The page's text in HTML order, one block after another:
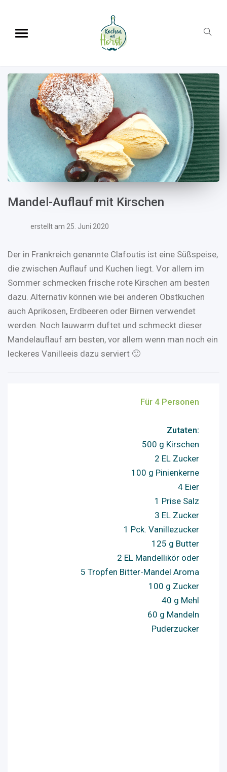
Mandel-Auflauf mit Kirschen
erstellt am 25. Juni 2020
Der in Frankreich genannte Clafoutis ist eine Süßspeise,
die zwischen Auflauf und Kuchen liegt. Vor allem im
Sommer schmecken frische rote Kirschen am besten
dazu. Alternativ können wie bei anderen Obstkuchen
auch Aprikosen, Erdbeeren oder Birnen verwendet
werden. Noch lauwarm duftet und schmeckt dieser
Mandelauflauf am besten, vor allem wenn man noch ein
leckeres Vanilleeis dazu serviert 🙂
Für 4 Personen
Zutaten:
500 g Kirschen
2 EL Zucker
100 g Pinienkerne
4 Eier
1 Prise Salz
3 EL Zucker
1 Pck. Vanillezucker
125 g Butter
2 EL Mandellikör oder
5 Tropfen Bitter-Mandel Aroma
100 g Zucker
40 g Mehl
60 g Mandeln
Puderzucker